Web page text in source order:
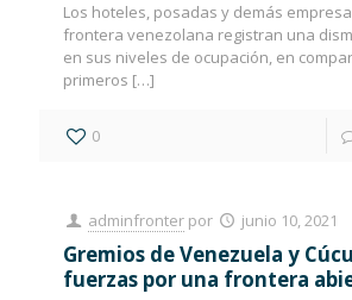
Los hoteles, posadas y demás
frontera venezolana registran una
en sus niveles de ocupación, en
primeros […]
0
adminfronter por junio 10, 2021
Gremios de Venezuela y
fuerzas por una frontera